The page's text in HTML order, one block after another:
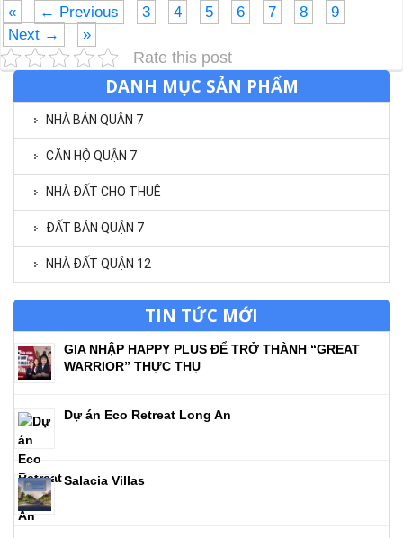
« ← Previous 3 4 5 6 7 8
9
Next →
»
Rate this post
DANH MỤC SẢN PHẨM
NHÀ BÁN QUẬN 7
CĂN HỘ QUẬN 7
NHÀ ĐẤT CHO THUÊ
ĐẤT BÁN QUẬN 7
NHÀ ĐẤT QUẬN 12
TIN TỨC MỚI
GIA NHẬP HAPPY PLUS ĐỂ TRỞ THÀNH “GREAT
WARRIOR” THỰC THỤ
Dự án Eco Retreat Long An
Salacia Villas